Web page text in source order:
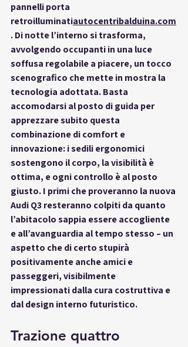
pannelli porta
retroilluminatiautocentribalduina.com
. Di notte l’interno si trasforma,
avvolgendo occupanti in una luce
soffusa regolabile a piacere, un tocco
scenografico che mette in mostra la
tecnologia adottata. Basta
accomodarsi al posto di guida per
apprezzare subito questa
combinazione di comfort e
innovazione: i sedili ergonomici
sostengono il corpo, la visibilità è
ottima, e ogni controllo è al posto
giusto. I primi che proveranno la nuova
Audi Q3 resteranno colpiti da quanto
l’abitacolo sappia essere accogliente
e all’avanguardia al tempo stesso – un
aspetto che di certo stupirà
positivamente anche amici e
passeggeri, visibilmente
impressionati dalla cura costruttiva e
dal design interno futuristico.
Trazione quattro